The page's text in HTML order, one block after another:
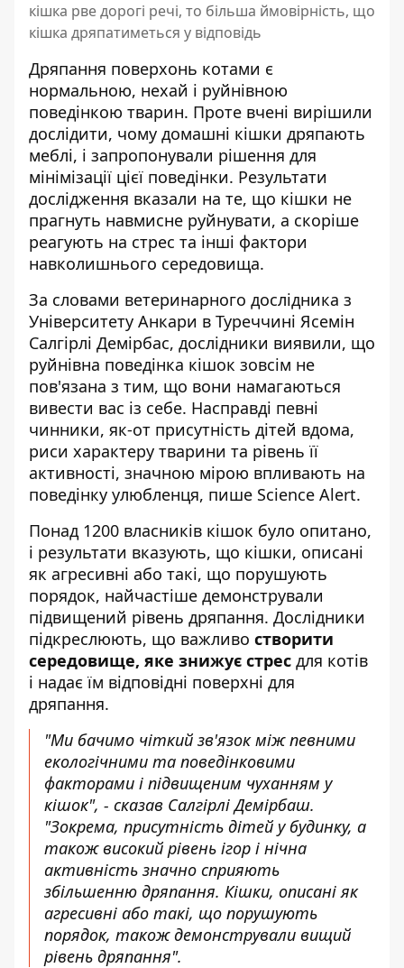
кішка рве дорогі речі, то більша ймовірність, що
кішка дряпатиметься у відповідь
Дряпання поверхонь котами є
нормальною, нехай і руйнівною
поведінкою тварин. Проте вчені вирішили
дослідити, чому домашні кішки дряпають
меблі, і запропонували рішення для
мінімізації цієї поведінки. Результати
дослідження вказали на те, що кішки не
прагнуть навмисне руйнувати, а скоріше
реагують на стрес та інші фактори
навколишнього середовища.
За словами ветеринарного дослідника з
Університету Анкари в Туреччині Ясемін
Салгірлі Демірбас, дослідники виявили, що
руйнівна поведінка кішок зовсім не
пов'язана з тим, що вони намагаються
вивести вас із себе. Насправді певні
чинники, як-от присутність дітей вдома,
риси характеру тварини та рівень її
активності, значною мірою впливають на
поведінку улюбленця, пише Science Alert.
Понад 1200 власників кішок було опитано,
і результати вказують, що кішки, описані
як агресивні або такі, що порушують
порядок, найчастіше демонстрували
підвищений рівень дряпання. Дослідники
підкреслюють, що важливо створити
середовище, яке знижує стрес для котів
і надає їм відповідні поверхні для
дряпання.
"Ми бачимо чіткий зв'язок між певними
екологічними та поведінковими
факторами і підвищеним чуханням у
кішок", - сказав Салгірлі Демірбаш.
"Зокрема, присутність дітей у будинку, а
також високий рівень ігор і нічна
активність значно сприяють
збільшенню дряпання. Кішки, описані як
агресивні або такі, що порушують
порядок, також демонстрували вищий
рівень дряпання".